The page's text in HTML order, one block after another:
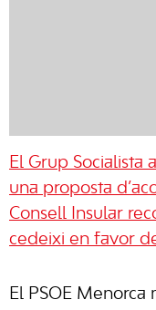
El Grup Socialista
una proposta
Consell Insular
cedeixi en favor
El PSOE